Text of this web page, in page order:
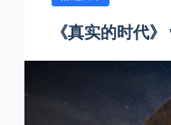
《真实的时代